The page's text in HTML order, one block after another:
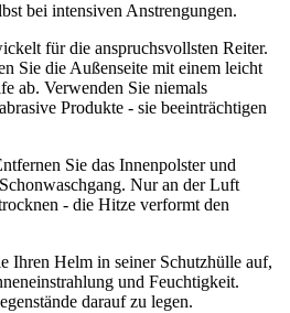
bei intensiven Anstrengungen.
für die anspruchsvollsten Reiter.
Sie die Außenseite mit einem leicht
ab. Verwenden Sie niemals
Produkte - sie beeinträchtigen
Sie das Innenpolster und
Nur an der Luft
- die Hitze verformt den
Ihren Helm in seiner Schutzhülle auf,
und Feuchtigkeit.
darauf zu legen.